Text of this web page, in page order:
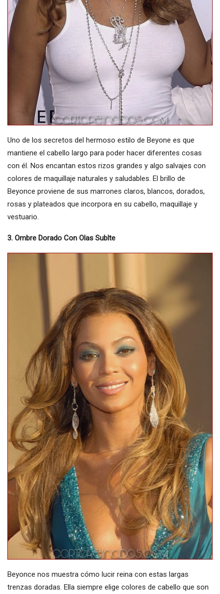
Uno de los secretos del hermoso estilo de Beyone es que
mantiene el cabello largo para poder hacer diferentes cosas
con él. Nos encantan estos rizos grandes y algo salvajes con
colores de maquillaje naturales y saludables. El brillo de
Beyonce proviene de sus marrones claros, blancos, dorados,
rosas y plateados que incorpora en su cabello, maquillaje y
vestuario.
3. Ombre Dorado Con Olas Sublte
Beyonce nos muestra cómo lucir reina con estas largas
trenzas doradas. Ella siempre elige colores de cabello que son